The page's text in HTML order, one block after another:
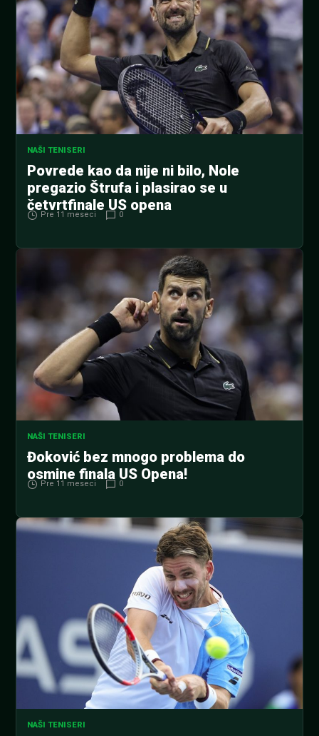
NAŠI TENISERI
Povrede kao da nije ni bilo, Nole
pregazio Štrufa i plasirao se u
četvrtfinale US opena
Pre 11 meseci 0
NAŠI TENISERI
Đoković bez mnogo problema do
osmine finala US Opena!
Pre 11 meseci 0
NAŠI TENISERI